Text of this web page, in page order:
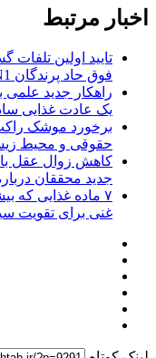
اخبار مرتبط
تایید اولین تلفات
فوق حاد پرندگان H5N1 در استرالیا
راهکار جدید علمی
یک عادت غذایی
برخورد موشک
حقوقی و محیط
کاهش زوال عقل
جدید محققان
غنی برای تقویت